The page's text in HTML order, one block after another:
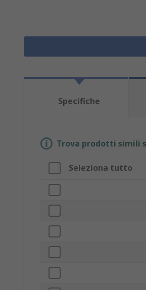
Specifiche
Trova prodotti simili
Seleziona tutto